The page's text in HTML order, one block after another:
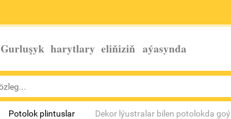
Gurluşyk harytlary eliňiziň aýasynda
Potolok plintuslar Dekor lýustralar bilen potolokda